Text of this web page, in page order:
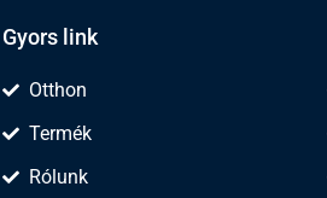
Gyors link
Otthon
Termék
Rólunk